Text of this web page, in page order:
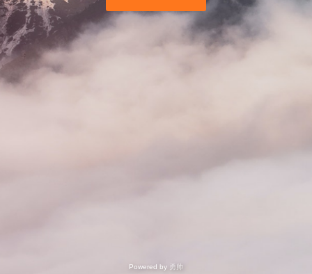
Powered by 勇帅